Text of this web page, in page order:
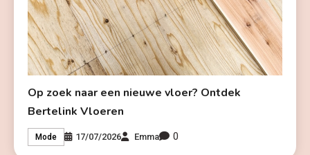
Op zoek naar een nieuwe vloer? Ontdek
Bertelink Vloeren
Mode 17/07/2026 Emma 0